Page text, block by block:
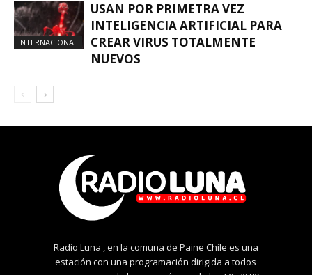
INTERNACIONAL
USAN POR PRIMETRA VEZ
INTELIGENCIA ARTIFICIAL PARA
CREAR VIRUS TOTALMENTE
NUEVOS
Radio Luna , en la comuna de Paine Chile es una
estación con una programación dirigida a todos